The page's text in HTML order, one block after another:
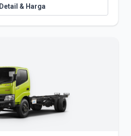
Detail & Harga